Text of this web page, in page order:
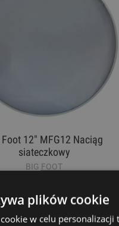
12" MFG12 Naciąg
siateczkowy
BIG FOOT
plików cookie
w celu